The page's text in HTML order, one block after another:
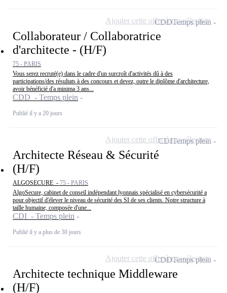
Collaborateur / Collaboratrice
d'architecte - (H/F)
75 - PARIS
Vous serez recruté(e) dans le cadre d'un surcroît d'activités dû à des
participations/des résultats à des concours et devez, outre le diplôme d'architecture,
avoir bénéficié d'a minima 3 ans...
CDD - Temps plein
Publié il y a 20 jours
CDDTemps plein
Ajouter cette offre à ma sélection
Architecte Réseau & Sécurité
(H/F)
ALGOSECURE - 75 - PARIS
AlgoSecure, cabinet de conseil indépendant lyonnais spécialisé en cybersécurité a
pour objectif d'élever le niveau de sécurité des SI de ses clients. Notre structure à
taille humaine, composée d'une...
CDI - Temps plein
Publié il y a plus de 30 jours
CDITemps plein
Ajouter cette offre à ma sélection
Architecte technique Middleware
(H/F)
CDDTemps plein
Ajouter cette offre à ma sélection